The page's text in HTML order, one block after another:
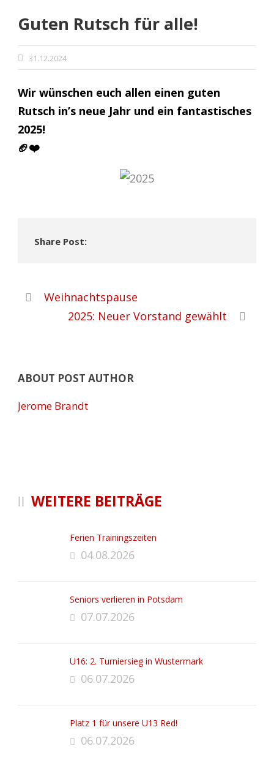
Guten Rutsch für alle!
31.12.2024
Wir wünschen euch allen einen guten
Rutsch in’s neue Jahr und ein fantastisches
2025!
🏈❤️
Share Post:
Weihnachtspause
2025: Neuer Vorstand gewählt
ABOUT POST AUTHOR
Jerome Brandt
WEITERE BEITRÄGE
Ferien Trainingszeiten
04.08.2026
Seniors verlieren in Potsdam
07.07.2026
U16: 2. Turniersieg in Wustermark
06.07.2026
Platz 1 für unsere U13 Red!
06.07.2026